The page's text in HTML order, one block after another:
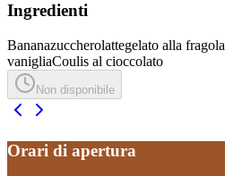
Ingredienti
Bananazuccherolattegelato alla fragola
vanigliaCoulis al cioccolato
Non disponibile
Orari di apertura